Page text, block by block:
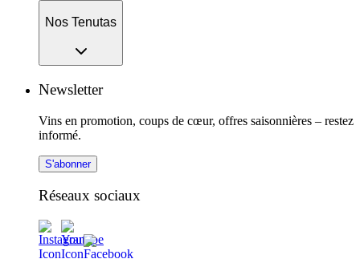
Nos Tenutas
Newsletter
Vins en promotion, coups de cœur, offres saisonnières – restez
informé.
S'abonner
Réseaux sociaux